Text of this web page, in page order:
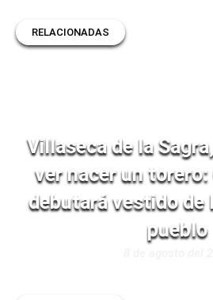
RELACIONADAS
Villaseca de la
ver nacer un
debutará vestido de
pueblo